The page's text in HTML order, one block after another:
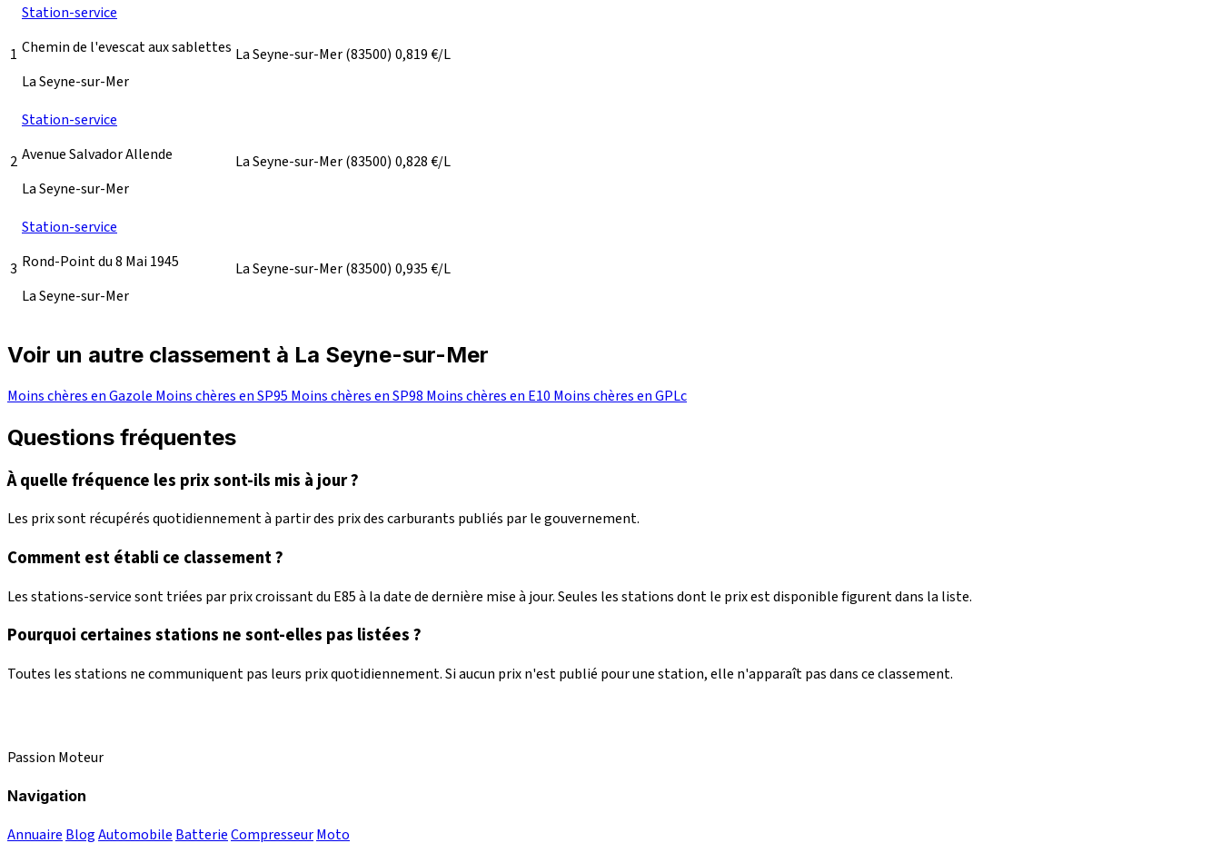
1
Station-service
Chemin de l'evescat aux sablettes
La Seyne-sur-Mer
La Seyne-sur-Mer(83500) 0,819€/L
2
Station-service
Avenue Salvador Allende
La Seyne-sur-Mer
La Seyne-sur-Mer(83500) 0,828€/L
3
Station-service
Rond-Point du 8 Mai 1945
La Seyne-sur-Mer
La Seyne-sur-Mer(83500) 0,935€/L
Voir un autre classement à La Seyne-sur-Mer
Moins chères en Gazole Moins chères en SP95 Moins chères en SP98 Moins chères en E10 Moins chères en GPLc
Questions fréquentes
À quelle fréquence les prix sont-ils mis à jour ?
Les prix sont récupérés quotidiennement à partir des prix des carburants publiés par le gouvernement.
Comment est établi ce classement ?
Les stations-service sont triées par prix croissant du E85 à la date de dernière mise à jour. Seules les stations dont le prix est disponible figurent dans la liste.
Pourquoi certaines stations ne sont-elles pas listées ?
Toutes les stations ne communiquent pas leurs prix quotidiennement. Si aucun prix n'est publié pour une station, elle n'apparaît pas dans ce classement.
Passion Moteur
Navigation
Annuaire BlogAutomobile BatterieCompresseurMoto